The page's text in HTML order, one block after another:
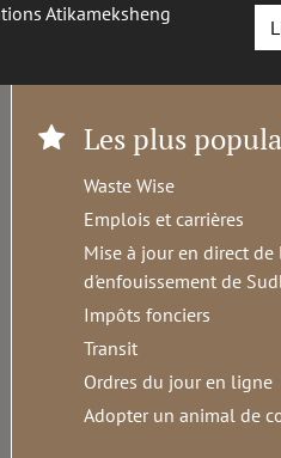
Atikameksheng
Les plus
Waste Wise
Emplois et carrières
Mise à jour en direct de
d'enfouissement de
Impôts fonciers
Transit
Ordres du jour en ligne
Adopter un animal de